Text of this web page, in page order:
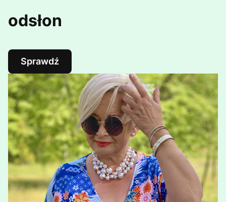
odsłon
Sprawdź